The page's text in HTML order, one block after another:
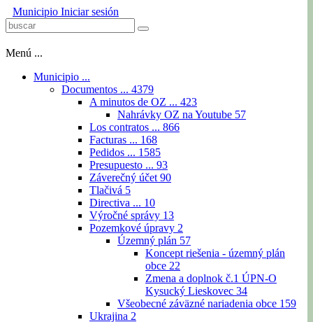
Municipio Iniciar sesión
Menú ...
Municipio ...
Documentos ... 4379
A minutos de OZ ... 423
Nahrávky OZ na Youtube 57
Los contratos ... 866
Facturas ... 168
Pedidos ... 1585
Presupuesto ... 93
Záverečný účet 90
Tlačivá 5
Directiva ... 10
Výročné správy 13
Pozemkové úpravy 2
Územný plán 57
Koncept riešenia - územný plán
obce 22
Zmena a doplnok č.1 ÚPN-O
Kysucký Lieskovec 34
Všeobecné záväzné nariadenia obce 159
Ukrajina 2